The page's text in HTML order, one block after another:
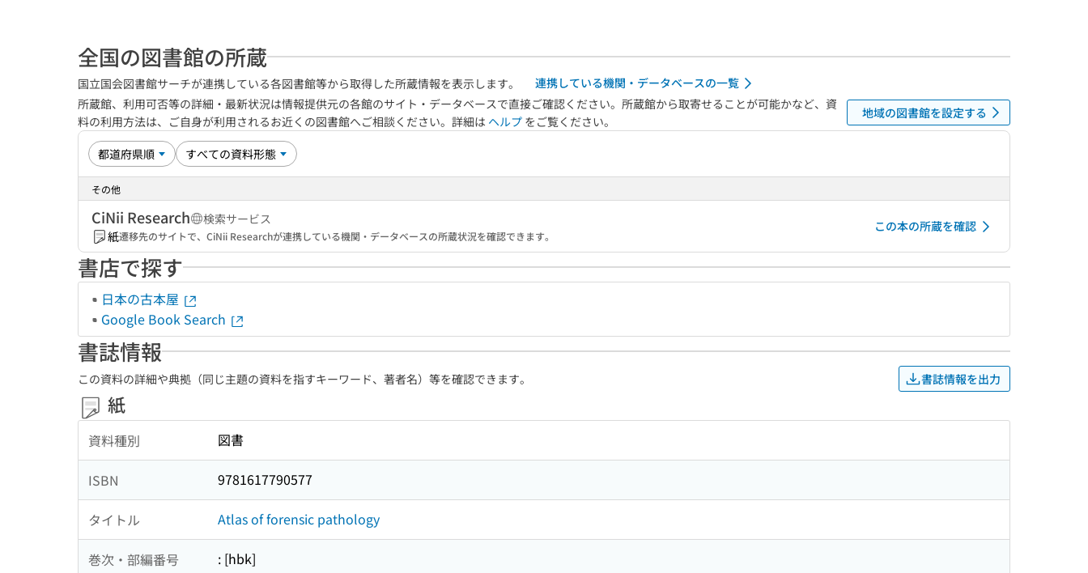
全国の図書館の所蔵
国立国会図書館サーチが連携している各図書館等から取得した所蔵情報を表示します。
連携している機関・データベースの一覧
所蔵館、利用可否等の詳細・最新状況は情報提供元の各館のサイト・データベースで直接ご確認ください。所蔵館から取寄せることが可能かなど、資
料の利用方法は、ご自身が利用されるお近くの図書館へご相談ください。詳細は ヘルプ をご覧ください。
地域の図書館を設定する
その他
CiNii Research
検索サービス
紙遷移先のサイトで、CiNii Researchが連携している機関・データベースの所蔵状況を確認できます。
この本の所蔵を確認
書店で探す
日本の古本屋
Google Book Search
書誌情報
この資料の詳細や典拠（同じ主題の資料を指すキーワード、著者名）等を確認できます。 書誌情報を出力
紙
資料種別 図書
ISBN 9781617790577
タイトル Atlas of forensic pathology
巻次・部編番号 : [hbk]